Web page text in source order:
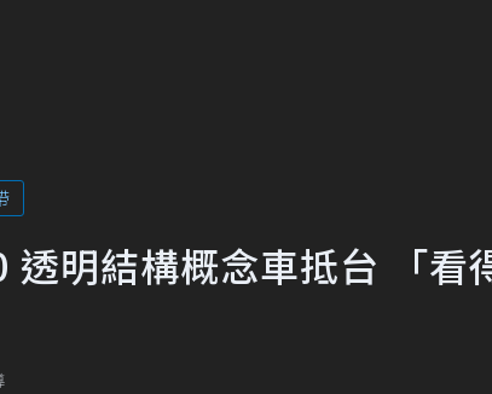
明結構概念車抵台 「看